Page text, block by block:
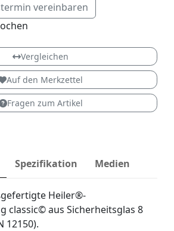
vereinbaren
Vergleichen
Auf den Merkzettel
Fragen zum Artikel
Spezifikation Medien
Heiler®-
classic© aus Sicherheitsglas 8
12150).